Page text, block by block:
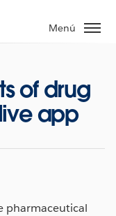
Menú
of drug
app
pharmaceutical